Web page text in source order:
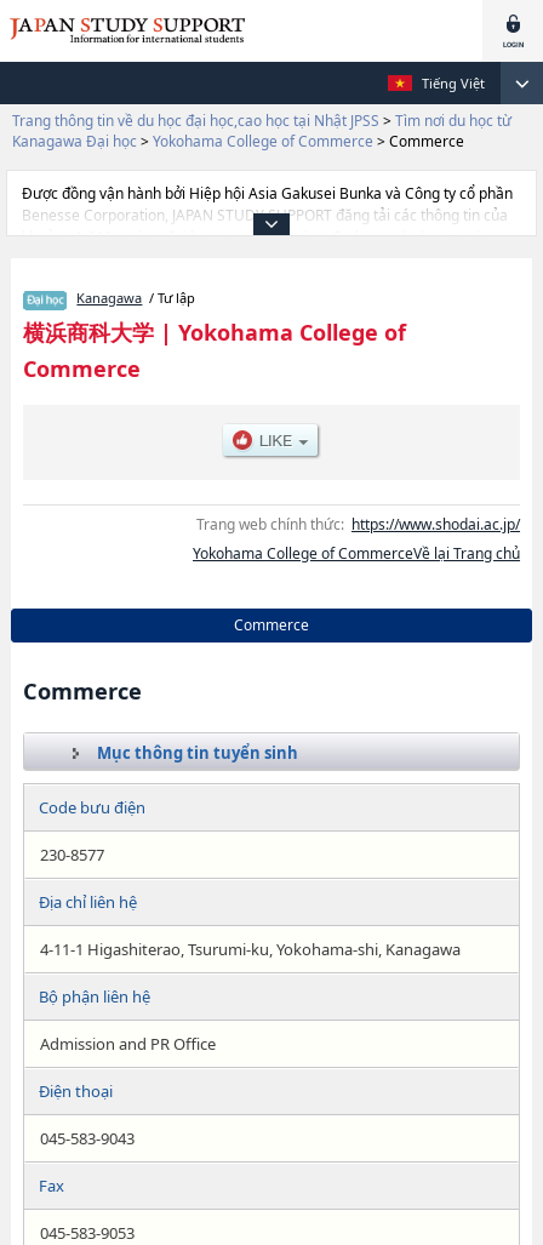
Tiếng Việt
Trang thông tin về du học đại học,cao học tại Nhật JPSS > Tìm nơi du học từ
Kanagawa Đại học > Yokohama College of Commerce > Commerce
Được đồng vận hành bởi Hiệp hội Asia Gakusei Bunka và Công ty cổ phần
Benesse Corporation, JAPAN STUDY SUPPORT đăng tải các thông tin của
khoảng 1.300 trường đại học, cao học, trường đại học ngắn hạn, trường
và thông tin cần thiết dành cho du học sinh, như là về các Ngành
Commerce, thông tin về từng ngành học, thông tin liên quan đến thi tuyển
như số lượng tuyển sinh, số lượng trúng tuyển, cở sở trang thiết bị, hướng
dẫn địa điểm v.v...
Kanagawa / Tư lập
横浜商科大学| Yokohama College of
Commerce
Trang web chính thức: https://www.shodai.ac.jp/
Yokohama College of CommerceVề lại Trang chủ
Commerce
Commerce
Mục thông tin tuyển sinh
Code bưu điện
230-8577
Địa chỉ liên hệ
4-11-1 Higashiterao, Tsurumi-ku, Yokohama-shi, Kanagawa
Bộ phận liên hệ
Admission and PR Office
Điện thoại
045-583-9043
Fax
045-583-9053